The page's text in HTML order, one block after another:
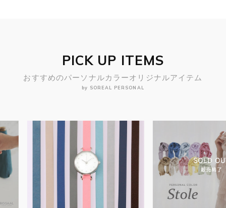
PICK UP ITEMS
おすすめのパーソナルカラーオリジナルアイテム
by SOREAL PERSONAL